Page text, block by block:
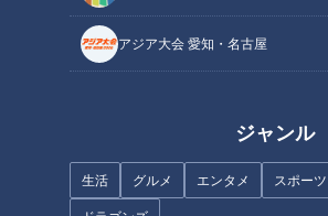
アジア大会 愛知・名古屋
ジャンル
生活 グルメ エンタメ スポーツ
片桐はい
は…！？